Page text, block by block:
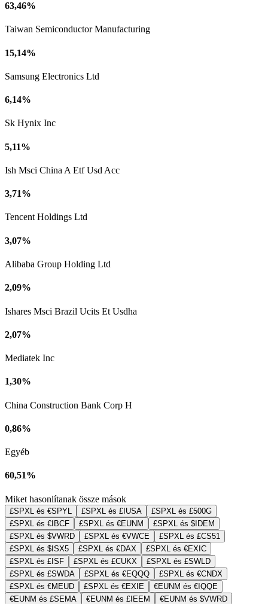
63,46%
Taiwan Semiconductor Manufacturing
15,14%
Samsung Electronics Ltd
6,14%
Sk Hynix Inc
5,11%
Ish Msci China A Etf Usd Acc
3,71%
Tencent Holdings Ltd
3,07%
Alibaba Group Holding Ltd
2,09%
Ishares Msci Brazil Ucits Et Usdha
2,07%
Mediatek Inc
1,30%
China Construction Bank Corp H
0,86%
Egyéb
60,51%
Miket hasonlítanak össze mások
£SPXL és €SPYL £SPXL és £IUSA
£SPXL és £500G
£SPXL és €IBCF
£SPXL és €EUNM
£SPXL és $IDEM
£SPXL és $VWRD
£SPXL és €VWCE
£SPXL és £CS51
£SPXL és $ISX5
£SPXL és €DAX
£SPXL és €EXIC
£SPXL és £ISF
£SPXL és £CUKX
£SPXL és £SWLD
£SPXL és £SWDA
£SPXL és €EQQQ
£SPXL és €CNDX
£SPXL és €MEUD
£SPXL és €EXIE
€EUNM és €IQQE
€EUNM és £SEMA
€EUNM és £IEEM
€EUNM és $VWRD